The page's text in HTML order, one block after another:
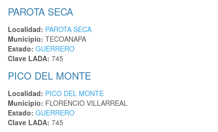
PAROTA SECA
Localidad: PAROTA SECA
Municipio: TECOANAPA
Estado: GUERRERO
Clave LADA: 745
PICO DEL MONTE
Localidad: PICO DEL MONTE
Municipio: FLORENCIO VILLARREAL
Estado: GUERRERO
Clave LADA: 745